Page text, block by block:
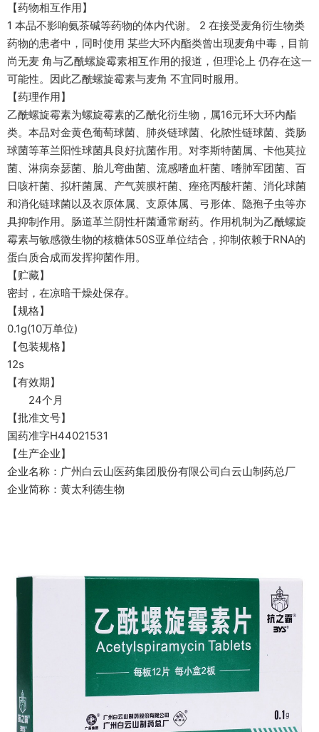
【药物相互作用】
1 本品不影响氨茶碱等药物的体内代谢。 2 在接受麦角衍生物类
药物的患者中，同时使用 某些大环内酯类曾出现麦角中毒，目前
尚无麦 角与乙酰螺旋霉素相互作用的报道，但理论上 仍存在这一
可能性。因此乙酰螺旋霉素与麦角 不宜同时服用。
【药理作用】
乙酰螺旋霉素为螺旋霉素的乙酰化衍生物，属16元环大环内酯
类。本品对金黄色葡萄球菌、肺炎链球菌、化脓性链球菌、粪肠
球菌等革兰阳性球菌具良好抗菌作用。对李斯特菌属、卡他莫拉
菌、淋病奈瑟菌、胎儿弯曲菌、流感嗜血杆菌、嗜肺军团菌、百
日咳杆菌、拟杆菌属、产气荚膜杆菌、痤疮丙酸杆菌、消化球菌
和消化链球菌以及衣原体属、支原体属、弓形体、隐孢子虫等亦
具抑制作用。肠道革兰阴性杆菌通常耐药。作用机制为乙酰螺旋
霉素与敏感微生物的核糖体50S亚单位结合，抑制依赖于RNA的
蛋白质合成而发挥抑菌作用。
【贮藏】
密封，在凉暗干燥处保存。
【规格】
0.1g(10万单位)
【包装规格】
12s
【有效期】
24个月
【批准文号】
国药准字H44021531
【生产企业】
企业名称：广州白云山医药集团股份有限公司白云山制药总厂
企业简称：黄太利德生物